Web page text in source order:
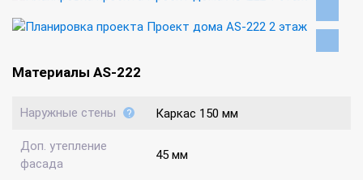
Материалы AS-222
Наружные стены Каркас 150 мм
Доп. утепление
фасада
45 мм